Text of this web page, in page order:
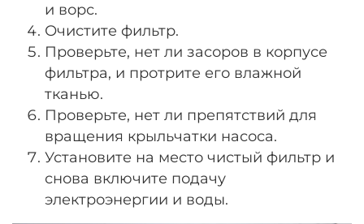
и ворс.
Очистите фильтр.
Проверьте, нет ли засоров в корпусе
фильтра, и протрите его влажной
тканью.
Проверьте, нет ли препятствий для
вращения крыльчатки насоса.
Установите на место чистый фильтр и
снова включите подачу
электроэнергии и воды.